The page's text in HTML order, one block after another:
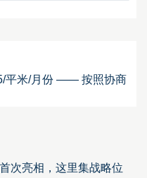
平米/月份 —— 按照协商
次亮相，这里集战略位